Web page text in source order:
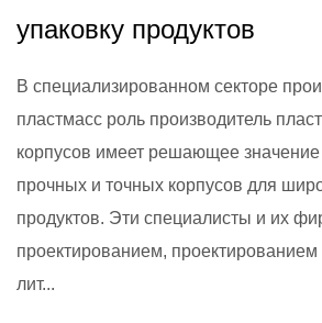
упаковку продуктов
В специализированном секторе
пластмасс роль производитель
корпусов имеет решающее значение
прочных и точных корпусов для
продуктов. Эти специалисты и их
проектированием, проектированием
лит...